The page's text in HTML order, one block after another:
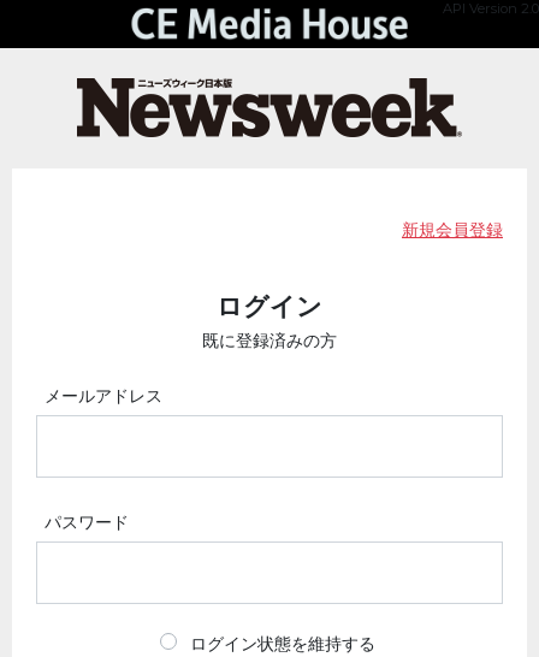
API Version 2.0
新規会員登録
ログイン
既に登録済みの方
メールアドレス
パスワード
ログイン状態を維持する